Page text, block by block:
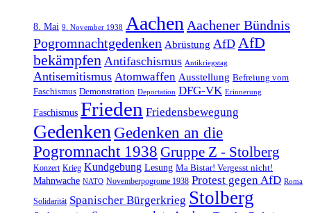
8. Mai 9. November 1938 Aachen Aachener Bündnis
Pogromnachtgedenken Abrüstung AfD AfD
bekämpfen Antifaschismus Antikriegstag
Antisemitismus Atomwaffen Ausstellung Befreiung vom
Faschismus Demonstration Deportation DFG-VK Erinnerung
Faschismus Frieden Friedensbewegung
Gedenken Gedenken an die
Pogromnacht 1938 Gruppe Z - Stolberg
Konzert Krieg Kundgebung Lesung Ma Bistar! Vergesst nicht!
Mahnwache NATO Novemberpogrome 1938 Protest gegen AfD Roma
Solidarität Spanischer Bürgerkrieg Stolberg